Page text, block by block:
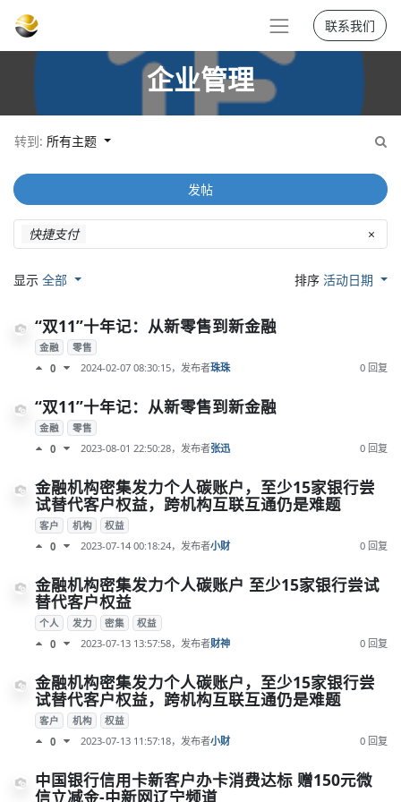
联系我们
企业管理
转到: 所有主题
快捷支付 ×
发帖
显示 全部 排序活动日期
“双11”十年记：从新零售到新金融
金融 零售
0 2024-02-07 08:30:15，发布者珠珠 0 回复
“双11”十年记：从新零售到新金融
金融 零售
0 2023-08-01 22:50:28，发布者张迅 0 回复
金融机构密集发力个人碳账户，至少15家银行尝
试替代客户权益，跨机构互联互通仍是难题
客户 机构 权益
0 2023-07-14 00:18:24，发布者小财 0 回复
金融机构密集发力个人碳账户 至少15家银行尝试
替代客户权益
个人 发力 密集 权益
0 2023-07-13 13:57:58，发布者财神 0 回复
金融机构密集发力个人碳账户，至少15家银行尝
试替代客户权益，跨机构互联互通仍是难题
客户 机构 权益
0 2023-07-13 11:57:18，发布者小财 0 回复
中国银行信用卡新客户办卡消费达标 赠150元微
信立减金-中新网辽宁频道